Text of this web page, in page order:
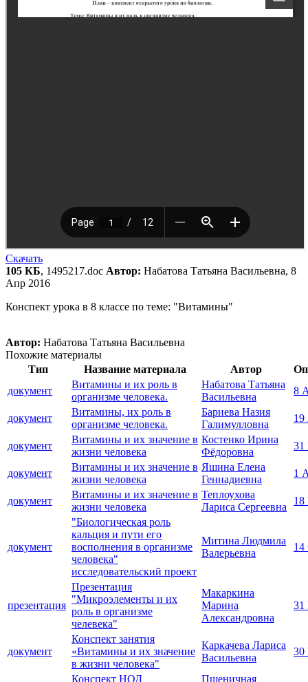
Скачать
105 КБ, 1495217.doc Автор: Набатова Татьяна Васильевна, 8
Апр 2016
Конспект урока в 8 классе по теме: "Витамины"
Автор: Набатова Татьяна Васильевна
Похожие материалы
Тип
Название материала Автор
документ
Витамины и их роль в
организме человека.
Набатова Татьяна
Васильевна
8
документ
Витамины, их роль в
организме человека.
Бариева Назия
Галимулловна
19
документ
Витамины и их значение в
жизни человека
Костенко Ирина
Фёдоровна
31
документ
Витамины и их значение в
жизни человека
Яшина Елена
Геннадиевна
1
документ
Витамины и их значение в
жизни человека
Теплоухова
Лариса Сергеевна
18
документ
"Биологическая роль
кальция и пути его
восполнения в организме
человека"
исследовательский проект
Митина Людмила
Валерьевна
14
презентация
Презентация
"Микроэлементы и их
роль в организме
челевека"
Макаркина
Марина
Александровна
31
документ
Конспект занятия
«Витамины и их значение
в жизни человека"
Каркачева Лариса
Васильевна
30
Конспект НОД Пшеничная